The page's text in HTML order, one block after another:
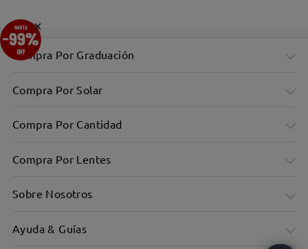
Compra Por Graduación
Compra Por Solar
Compra Por Cantidad
Compra Por Lentes
Sobre Nosotros
Ayuda & Guías
×